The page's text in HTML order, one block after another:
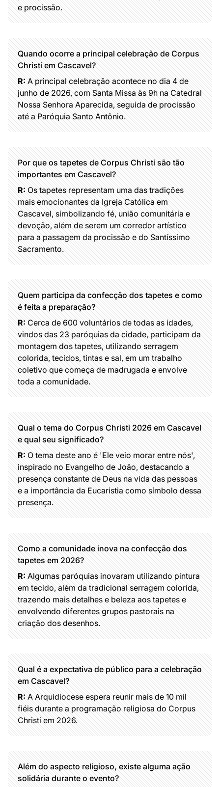
e procissão.
Quando ocorre a principal celebração de Corpus
Christi em Cascavel?
R:A principal celebração acontece no dia 4 de
junho de 2026, com Santa Missa às 9h na Catedral
Nossa Senhora Aparecida, seguida de procissão
até a Paróquia Santo Antônio.
Por que os tapetes de Corpus Christi são tão
importantes em Cascavel?
R:Os tapetes representam uma das tradições
mais emocionantes da Igreja Católica em
Cascavel, simbolizando fé, união comunitária e
devoção, além de serem um corredor artístico
para a passagem da procissão e do Santíssimo
Sacramento.
Quem participa da confecção dos tapetes e como
é feita a preparação?
R:Cerca de 600 voluntários de todas as idades,
vindos das 23 paróquias da cidade, participam da
montagem dos tapetes, utilizando serragem
colorida, tecidos, tintas e sal, em um trabalho
coletivo que começa de madrugada e envolve
toda a comunidade.
Qual o tema do Corpus Christi 2026 em Cascavel
e qual seu significado?
R:O tema deste ano é 'Ele veio morar entre nós',
inspirado no Evangelho de João, destacando a
presença constante de Deus na vida das pessoas
e a importância da Eucaristia como símbolo dessa
presença.
Como a comunidade inova na confecção dos
tapetes em 2026?
R:Algumas paróquias inovaram utilizando pintura
em tecido, além da tradicional serragem colorida,
trazendo mais detalhes e beleza aos tapetes e
envolvendo diferentes grupos pastorais na
criação dos desenhos.
Qual é a expectativa de público para a celebração
em Cascavel?
R:A Arquidiocese espera reunir mais de 10 mil
fiéis durante a programação religiosa do Corpus
Christi em 2026.
Além do aspecto religioso, existe alguma ação
solidária durante o evento?